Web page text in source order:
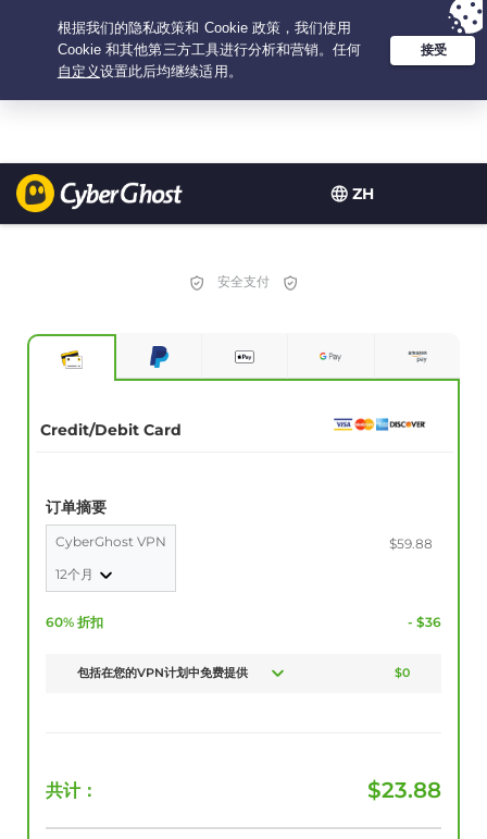
ZH
Your choice:The Best Dealfor 1-years at $1.99 /month
安全支付
Credit/Debit Card
订单摘要
CyberGhost VPN
12个月
$59.88
60% 折扣 - $36
包括在您的VPN计划中免费提供 $0
共计： $23.88